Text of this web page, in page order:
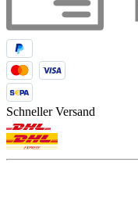
Schneller Versand